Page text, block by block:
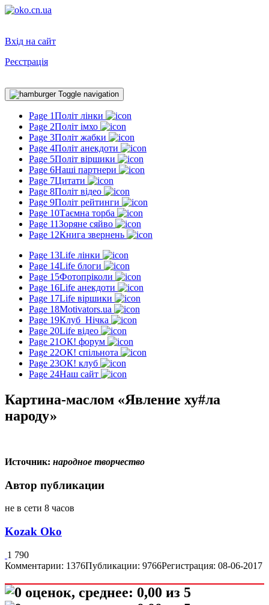
Вхід на сайт
Реєстрація
Toggle navigation
Page 1Політ лінки
Page 2Політ імхо
Page 3Політ жабки
Page 4Політ анекдоти
Page 5Політ віршики
Page 6Наші партнери
Page 7Цитати
Page 8Політ відео
Page 9Політ рейтинги
Page 10Таємна торба
Page 11Зоряне сяйво
Page 12Книга звернень
Page 13Life лінки
Page 14Life блоги
Page 15Фотопріколи
Page 16Life анекдоти
Page 17Life віршики
Page 18Motivators.ua
Page 19Клуб_Нічка
Page 20Life відео
Page 21ОК! форум
Page 22ОК! спільнота
Page 23ОК! клуб
Page 24Наш сайт
Картина-маслом «Явление ху#ла
народу»
Источник: народное творчество
Автор публикации
не в сети 8 часов
Kozak Oko
1 790
Комментарии: 1376Публикации: 9766Регистрация: 08-06-2017